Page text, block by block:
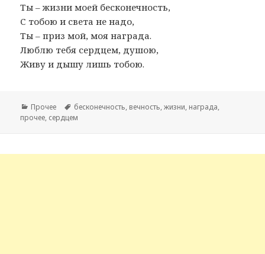
Ты – жизни моей бесконечность,
С тобою и света не надо,
Ты – приз мой, моя награда.
Люблю тебя сердцем, душою,
Живу и дышу лишь тобою.
Рубрики
Прочее Метки
бесконечность, вечность,жизни, награда,
прочее, сердцем